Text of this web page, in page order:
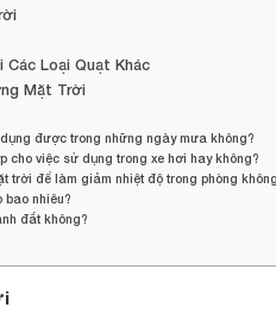
Loại Quạt Khác
Mặt Trời
được trong những ngày mưa không?
cho việc sử dụng trong xe hơi hay không?
trời để làm giảm nhiệt độ trong phòng
bao nhiêu?
đắt không?